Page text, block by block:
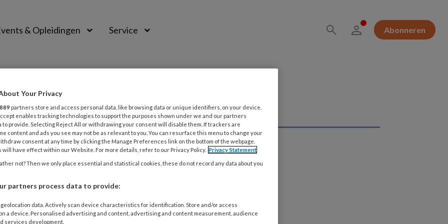
& Opleidingen Service Abonneren
2021 ACTUEEL DWANG (OCS)
| Bedwing je dwang
Your Privacy
889 partners store and access personal data, like browsing data or unique identifiers, on your device.
enables tracking technologies to support the purposes shown under we and our partners
to provide. Selecting Reject All or withdrawing your consent will disable them. If trackers are
content and ads you see may not be as relevant to you. You can resurface this menu to change your
consent at any time by clicking the Manage Preferences link on the bottom of the webpage.
will have effect within our Website. For more details, refer to our Privacy Policy. Privacy Statement
not? Then we only place essential and statistical cookies, these do not record any data about you
partners process data to provide:
data. Actively scan device characteristics for identification. Store and/or access
a device. Personalised advertising and content, advertising and content measurement, audience
services development.